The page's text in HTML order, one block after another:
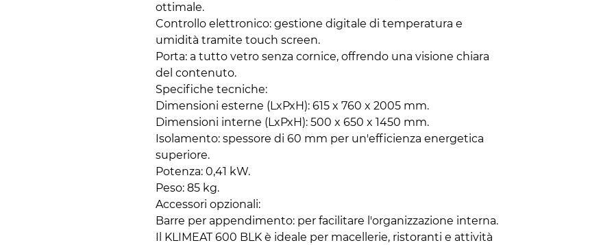
ottimale.
Controllo elettronico: gestione digitale di temperatura e
umidità tramite touch screen.
Porta: a tutto vetro senza cornice, offrendo una visione chiara
del contenuto.
Specifiche tecniche:
Dimensioni esterne (LxPxH): 615 x 760 x 2005 mm.
Dimensioni interne (LxPxH): 500 x 650 x 1450 mm.
Isolamento: spessore di 60 mm per un'efficienza energetica
superiore.
Potenza: 0,41 kW.
Peso: 85 kg.
Accessori opzionali:
Barre per appendimento: per facilitare l'organizzazione interna.
Il KLIMEAT 600 BLK è ideale per macellerie, ristoranti e attività